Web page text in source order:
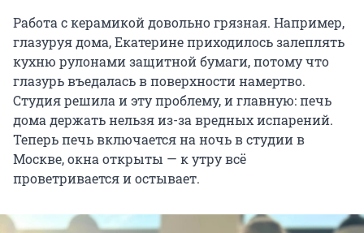
Работа с керамикой довольно грязная. Например,
глазуруя дома, Екатерине приходилось залеплять
кухню рулонами защитной бумаги, потому что
глазурь въедалась в поверхности намертво.
Студия решила и эту проблему, и главную: печь
дома держать нельзя из-за вредных испарений.
Теперь печь включается на ночь в студии в
Москве, окна открыты — к утру всё
проветривается и остывает.